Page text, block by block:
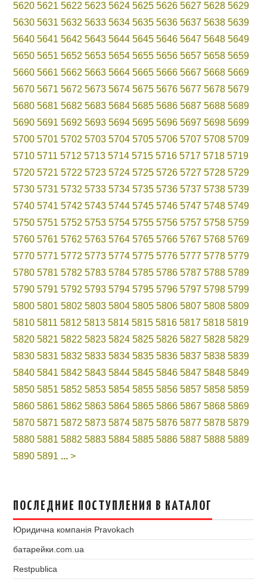
5620 5621 5622 5623 5624 5625 5626 5627 5628 5629
5630 5631 5632 5633 5634 5635 5636 5637 5638 5639
5640 5641 5642 5643 5644 5645 5646 5647 5648 5649
5650 5651 5652 5653 5654 5655 5656 5657 5658 5659
5660 5661 5662 5663 5664 5665 5666 5667 5668 5669
5670 5671 5672 5673 5674 5675 5676 5677 5678 5679
5680 5681 5682 5683 5684 5685 5686 5687 5688 5689
5690 5691 5692 5693 5694 5695 5696 5697 5698 5699
5700 5701 5702 5703 5704 5705 5706 5707 5708 5709
5710 5711 5712 5713 5714 5715 5716 5717 5718 5719
5720 5721 5722 5723 5724 5725 5726 5727 5728 5729
5730 5731 5732 5733 5734 5735 5736 5737 5738 5739
5740 5741 5742 5743 5744 5745 5746 5747 5748 5749
5750 5751 5752 5753 5754 5755 5756 5757 5758 5759
5760 5761 5762 5763 5764 5765 5766 5767 5768 5769
5770 5771 5772 5773 5774 5775 5776 5777 5778 5779
5780 5781 5782 5783 5784 5785 5786 5787 5788 5789
5790 5791 5792 5793 5794 5795 5796 5797 5798 5799
5800 5801 5802 5803 5804 5805 5806 5807 5808 5809
5810 5811 5812 5813 5814 5815 5816 5817 5818 5819
5820 5821 5822 5823 5824 5825 5826 5827 5828 5829
5830 5831 5832 5833 5834 5835 5836 5837 5838 5839
5840 5841 5842 5843 5844 5845 5846 5847 5848 5849
5850 5851 5852 5853 5854 5855 5856 5857 5858 5859
5860 5861 5862 5863 5864 5865 5866 5867 5868 5869
5870 5871 5872 5873 5874 5875 5876 5877 5878 5879
5880 5881 5882 5883 5884 5885 5886 5887 5888 5889
5890 5891 ... >
ПОСЛЕДНИЕ ПОСТУПЛЕНИЯ В КАТАЛОГ
Юридична компанія Pravokach
батарейки.com.ua
Restpublica